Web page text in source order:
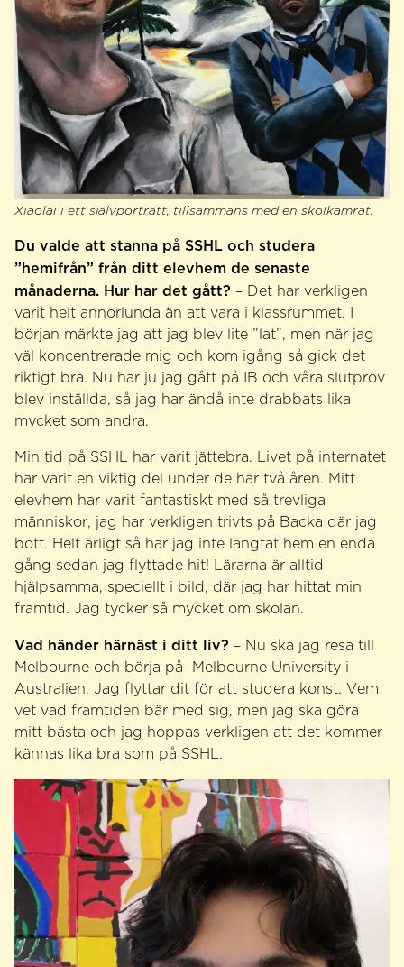
Xiaolai i ett självporträtt, tillsammans med en skolkamrat.
Du valde att stanna på SSHL och studera
”hemifrån” från ditt elevhem de senaste
månaderna. Hur har det gått? – Det har verkligen
varit helt annorlunda än att vara i klassrummet. I
början märkte jag att jag blev lite ”lat”, men när jag
väl koncentrerade mig och kom igång så gick det
riktigt bra. Nu har ju jag gått på IB och våra slutprov
blev inställda, så jag har ändå inte drabbats lika
mycket som andra.
Min tid på SSHL har varit jättebra. Livet på internatet
har varit en viktig del under de här två åren. Mitt
elevhem har varit fantastiskt med så trevliga
människor, jag har verkligen trivts på Backa där jag
bott. Helt ärligt så har jag inte längtat hem en enda
gång sedan jag flyttade hit! Lärarna är alltid
hjälpsamma, speciellt i bild, där jag har hittat min
framtid. Jag tycker så mycket om skolan.
Vad händer härnäst i ditt liv? – Nu ska jag resa till
Melbourne och börja på Melbourne University i
Australien. Jag flyttar dit för att studera konst. Vem
vet vad framtiden bär med sig, men jag ska göra
mitt bästa och jag hoppas verkligen att det kommer
kännas lika bra som på SSHL.